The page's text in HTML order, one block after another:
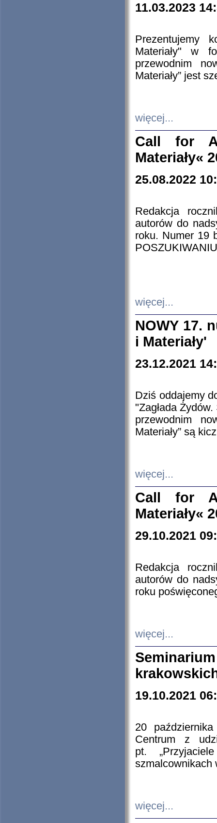
11.03.2023
Prezentujemy
Materiały" w
przewodnim
Materiały” jest
więcej...
Call for
Materiały«
25.08.2022
Redakcja
autorów do
roku. Numer 19
więcej...
NOWY 17.
i Materiały'
23.12.2021
Dziś oddajemy
"Zagłada
przewodnim
Materiały” są
więcej...
Call for
Materiały«
29.10.2021
Redakcja
autorów do
roku
więcej...
19.10.2021
20
Centrum z
pt.
szmalcownikach
więcej...